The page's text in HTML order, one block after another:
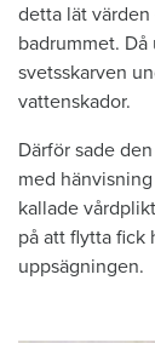
detta lät
badrummet.
svetsskarven
vattenskador.
Därför sade
med
kallade
på att flytta fick
uppsägningen.